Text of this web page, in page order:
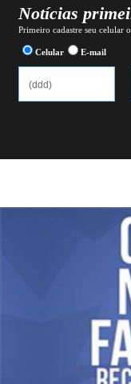
Notícias
Primeiro cadastre seu celular
Celular E-mail